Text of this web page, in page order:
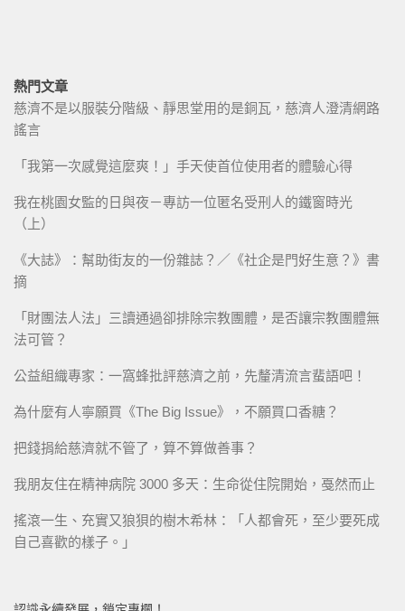
熱門文章
慈濟不是以服裝分階級、靜思堂用的是銅瓦，慈濟人澄清網路
謠言
「我第一次感覺這麼爽！」手天使首位使用者的體驗心得
我在桃園女監的日與夜－專訪一位匿名受刑人的鐵窗時光
（上）
《大誌》：幫助街友的一份雜誌？／《社企是門好生意？》書
摘
「財團法人法」三讀通過卻排除宗教團體，是否讓宗教團體無
法可管？
公益組織專家：一窩蜂批評慈濟之前，先釐清流言蜚語吧！
為什麼有人寧願買《The Big Issue》，不願買口香糖？
把錢捐給慈濟就不管了，算不算做善事？
我朋友住在精神病院 3000 多天：生命從住院開始，戞然而止
搖滾一生、充實又狼狽的樹木希林：「人都會死，至少要死成
自己喜歡的樣子。」